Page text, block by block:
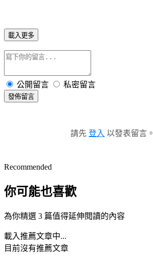
載入更多
公開留言 私密留言
發佈留言
請先 登入 以發表留言。
Recommended
你可能也喜歡
為你精選 3 篇值得延伸閱讀的內容
載入推薦文章中...
目前沒有推薦文章